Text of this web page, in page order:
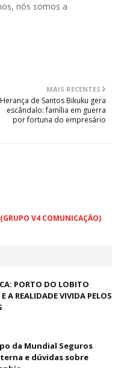
nós somos a
MAIS RECENTES
Herança de Santos Bikuku gera
escândalo: família em guerra
por fortuna do empresário
V4 COMUNICAÇÃO)
PORTO DO LOBITO
A REALIDADE VIVIDA PELOS
da Mundial Seguros
e dúvidas sobre